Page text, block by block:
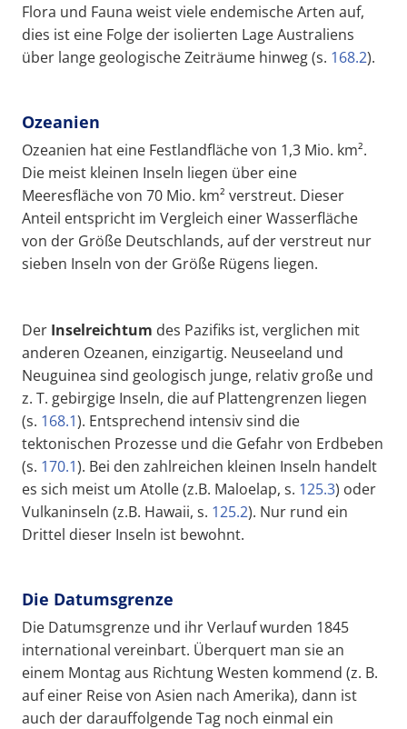
Flora und Fauna weist viele endemische Arten auf,
dies ist eine Folge der isolierten Lage Australiens
über lange geologische Zeiträume hinweg (s. 168.2).
Ozeanien
Ozeanien hat eine Festlandfläche von 1,3 Mio. km².
Die meist kleinen Inseln liegen über eine
Meeresfläche von 70 Mio. km² verstreut. Dieser
Anteil entspricht im Vergleich einer Wasserfläche
von der Größe Deutschlands, auf der verstreut nur
sieben Inseln von der Größe Rügens liegen.
Der Inselreichtum des Pazifiks ist, verglichen mit
anderen Ozeanen, einzigartig. Neuseeland und
Neuguinea sind geologisch junge, relativ große und
z. T. gebirgige Inseln, die auf Plattengrenzen liegen
(s. 168.1). Entsprechend intensiv sind die
tektonischen Prozesse und die Gefahr von Erdbeben
(s. 170.1). Bei den zahlreichen kleinen Inseln handelt
es sich meist um Atolle (z.B. Maloelap, s. 125.3) oder
Vulkaninseln (z.B. Hawaii, s. 125.2). Nur rund ein
Drittel dieser Inseln ist bewohnt.
Die Datumsgrenze
Die Datumsgrenze und ihr Verlauf wurden 1845
international vereinbart. Überquert man sie an
einem Montag aus Richtung Westen kommend (z. B.
auf einer Reise von Asien nach Amerika), dann ist
auch der darauffolgende Tag noch einmal ein